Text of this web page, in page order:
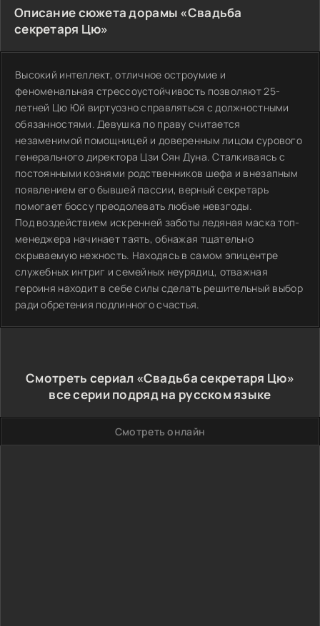
Описание сюжета дорамы «Свадьба
секретаря Цю»
Высокий интеллект, отличное остроумие и
феноменальная стрессоустойчивость позволяют 25-
летней Цю Юй виртуозно справляться с должностными
обязанностями. Девушка по праву считается
незаменимой помощницей и доверенным лицом сурового
генерального директора Цзи Сян Дуна. Сталкиваясь с
постоянными кознями родственников шефа и внезапным
появлением его бывшей пассии, верный секретарь
помогает боссу преодолевать любые невзгоды.
Под воздействием искренней заботы ледяная маска топ-
менеджера начинает таять, обнажая тщательно
скрываемую нежность. Находясь в самом эпицентре
служебных интриг и семейных неурядиц, отважная
героиня находит в себе силы сделать решительный выбор
ради обретения подлинного счастья.
Смотреть сериал «Свадьба секретаря Цю»
все серии подряд на русском языке
Смотреть онлайн